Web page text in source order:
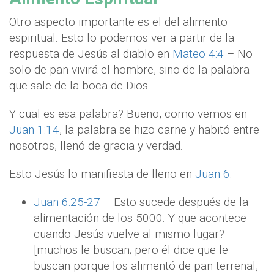
Otro aspecto importante es el del alimento
espiritual. Esto lo podemos ver a partir de la
respuesta de Jesús al diablo en Mateo 4:4 – No
solo de pan vivirá el hombre, sino de la palabra
que sale de la boca de Dios.
Y cual es esa palabra? Bueno, como vemos en
Juan 1:14, la palabra se hizo carne y habitó entre
nosotros, llenó de gracia y verdad.
Esto Jesús lo manifiesta de lleno en Juan 6.
Juan 6:25-27 – Esto sucede después de la
alimentación de los 5000. Y que acontece
cuando Jesús vuelve al mismo lugar?
[muchos le buscan; pero él dice que le
buscan porque los alimentó de pan terrenal,